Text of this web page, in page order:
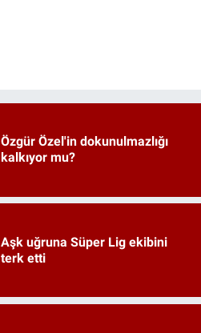
Özgür Özel'in dokunulmazlığı
kalkıyor mu?
Aşk uğruna Süper Lig ekibini
terk etti